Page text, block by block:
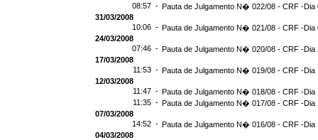
08:57 - Pauta de Julgamento N� 022/08 - CRF -Dia
31/03/2008
10:06 - Pauta de Julgamento N� 021/08 - CRF -Dia
24/03/2008
07:46 - Pauta de Julgamento N� 020/08 - CRF -Dia
17/03/2008
11:53 - Pauta de Julgamento N� 019/08 - CRF -Dia
12/03/2008
11:47 - Pauta de Julgamento N� 018/08 - CRF -Dia
11:35 - Pauta de Julgamento N� 017/08 - CRF -Dia
07/03/2008
14:52 - Pauta de Julgamento N� 016/08 - CRF -Dia
04/03/2008